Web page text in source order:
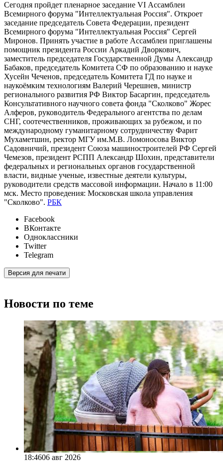
Сегодня пройдет пленарное заседание VI Ассамблеи
Всемирного форума "Интеллектуальная Россия". Откроет
заседание председатель Совета Федерации, президент
Всемирного форума "Интеллектуальная Россия" Сергей
Миронов. Принять участие в работе Ассамблеи приглашены
помощник президента России Аркадий Дворкович,
заместитель председателя Государственной Думы Александр
Бабаков, председатель Комитета СФ по образованию и науке
Хусейн Чеченов, председатель Комитета ГД по науке и
наукоёмким технологиям Валерий Черешнев, министр
регионального развития РФ Виктор Басаргин, председатель
Консультативного научного совета фонда "Сколково" Жорес
Алферов, руководитель Федерального агентства по делам
СНГ, соотечественников, проживающих за рубежом, и по
международному гуманитарному сотрудничеству Фарит
Мухаметшин, ректор МГУ им.М.В. Ломоносова Виктор
Садовничий, президент Союза машиностроителей РФ Сергей
Чемезов, президент РСПП Александр Шохин, представители
федеральных и региональных органов государственной
власти, видные ученые, известные деятели культуры,
руководители средств массовой информации. Начало в 11:00
мск. Место проведения: Московская школа управления
"Сколково". РБК
Facebook
ВКонтакте
Одноклассники
Twitter
Telegram
Версия для печати
Новости по теме
18:4606 авг 2026